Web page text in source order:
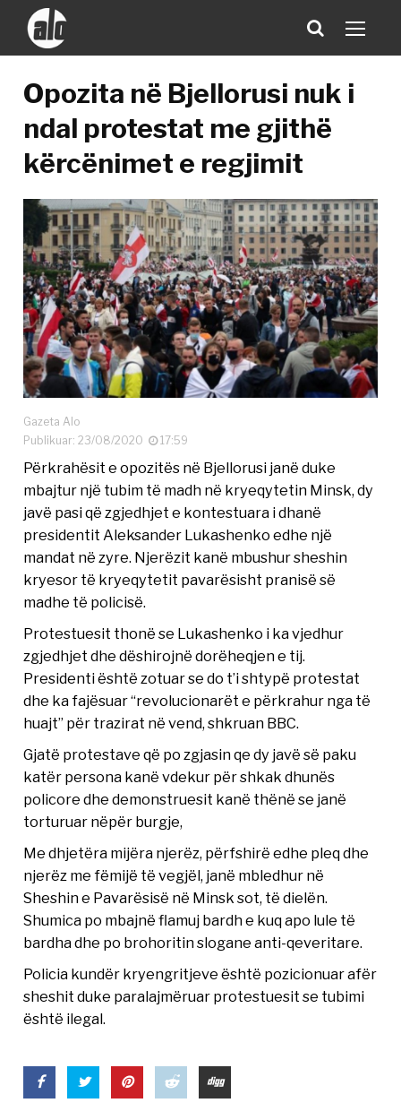
Opozita në Bjellorusi nuk i
ndal protestat me gjithë
kërcënimet e regjimit
Gazeta Alo
Publikuar: 23/08/2020
17:59
Përkrahësit e opozitës në Bjellorusi janë duke
mbajtur një tubim të madh në kryeqytetin Minsk, dy
javë pasi që zgjedhjet e kontestuara i dhanë
presidentit Aleksander Lukashenko edhe një
mandat në zyre. Njerëzit kanë mbushur sheshin
kryesor të kryeqytetit pavarësisht pranisë së
madhe të policisë.
Protestuesit thonë se Lukashenko i ka vjedhur
zgjedhjet dhe dëshirojnë dorëheqjen e tij.
Presidenti është zotuar se do t’i shtypë protestat
dhe ka fajësuar “revolucionarët e përkrahur nga të
huajt” për trazirat në vend, shkruan BBC.
Gjatë protestave që po zgjasin qe dy javë së paku
katër persona kanë vdekur për shkak dhunës
policore dhe demonstruesit kanë thënë se janë
torturuar nëpër burgje,
Me dhjetëra mijëra njerëz, përfshirë edhe pleq dhe
njerëz me fëmijë të vegjël, janë mbledhur në
Sheshin e Pavarësisë në Minsk sot, të dielën.
Shumica po mbajnë flamuj bardh e kuq apo lule të
bardha dhe po brohoritin slogane anti-qeveritare.
Policia kundër kryengritjeve është pozicionuar afër
sheshit duke paralajmëruar protestuesit se tubimi
është ilegal.